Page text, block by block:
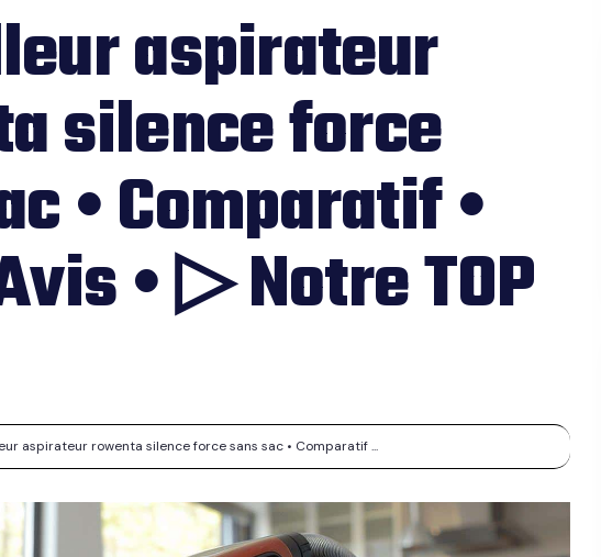
aspirateur
silence force
• Comparatif •
• ▷ Notre TOP
aspirateur rowenta silence force sans sac • Comparatif ...